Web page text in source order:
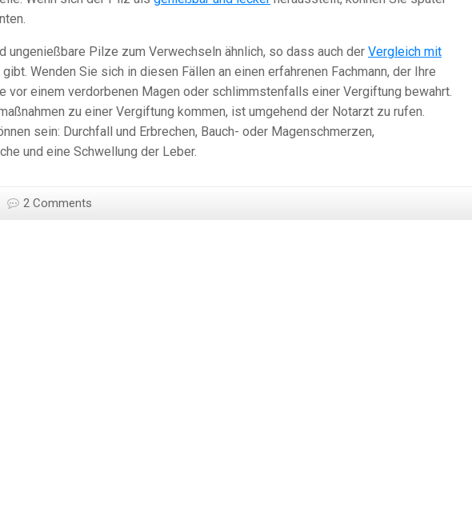
ungenießbare Pilze zum Verwechseln ähnlich, so dass auch der Vergleich mit
Wenden Sie sich in diesen Fällen an einen erfahrenen Fachmann, der Ihre
vor einem verdorbenen Magen oder schlimmstenfalls einer Vergiftung bewahrt.
zu einer Vergiftung kommen, ist umgehend der Notarzt zu rufen.
sein: Durchfall und Erbrechen, Bauch- oder Magenschmerzen,
und eine Schwellung der Leber.
2 Comments